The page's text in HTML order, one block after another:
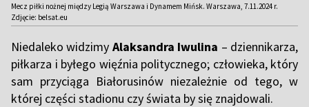
Mecz piłki nożnej między Legią Warszawa i Dynamem Mińsk. Warszawa, 7.11.2024 r.
Zdjęcie: belsat.eu
Niedaleko widzimy Alaksandra Iwulina – dziennikarza,
piłkarza i byłego więźnia politycznego; człowieka, który
sam przyciąga Białorusinów niezależnie od tego, w
której części stadionu czy świata by się znajdowali.